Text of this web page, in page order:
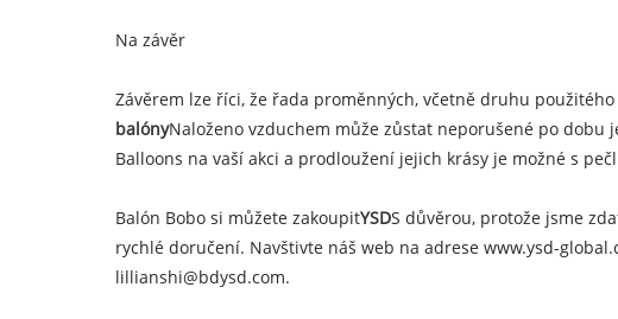
Na závěr
Závěrem lze říci, že řada proměnných, včetně druhu
balónyNaloženo vzduchem může zůstat neporušené po
Balloons na vaší akci a prodloužení jejich krásy je možné s
Balón Bobo si můžete zakoupitYSDS důvěrou, protože jsme
rychlé doručení. Navštivte náš web na adrese www.ysd-
lillianshi@bdysd.com.